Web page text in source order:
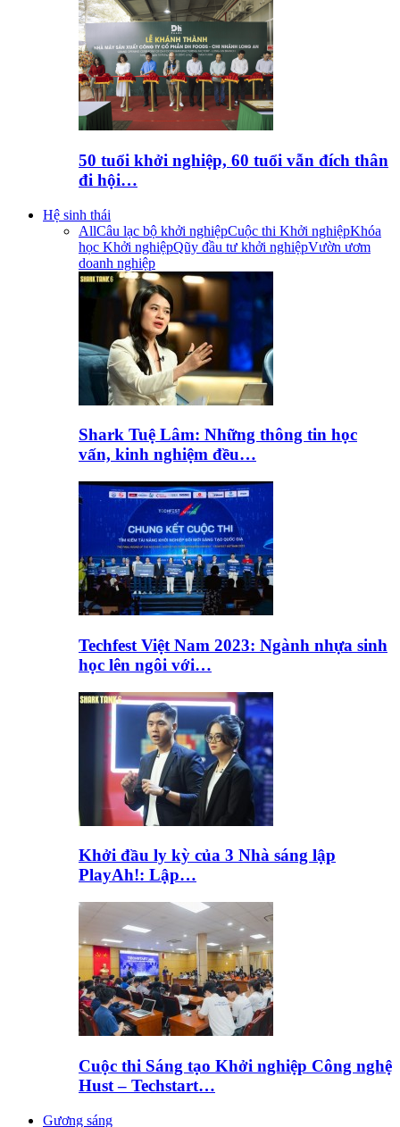
50 tuổi khởi nghiệp, 60 tuổi vẫn đích thân
đi hội…
Hệ sinh thái
AllCâu lạc bộ khởi nghiệpCuộc thi Khởi nghiệpKhóa
học Khởi nghiệpQũy đầu tư khởi nghiệpVườn ươm
doanh nghiệp
Shark Tuệ Lâm: Những thông tin học
vấn, kinh nghiệm đều…
Techfest Việt Nam 2023: Ngành nhựa sinh
học lên ngôi với…
Khởi đầu ly kỳ của 3 Nhà sáng lập
PlayAh!: Lập…
Cuộc thi Sáng tạo Khởi nghiệp Công nghệ
Hust – Techstart…
Gương sáng